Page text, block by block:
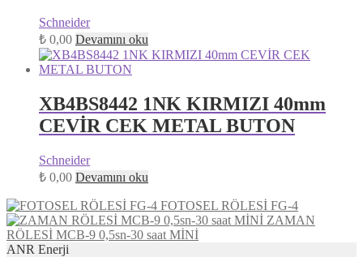
Schneider
₺ 0,00 Devamını oku
XB4BS8442 1NK KIRMIZI 40mm
CEVİR CEK METAL BUTON
Schneider
₺ 0,00 Devamını oku
FOTOSEL RÖLESİ FG-4
ZAMAN
RÖLESİ MCB-9 0,5sn-30 saat MİNİ
ANR Enerji